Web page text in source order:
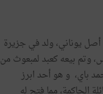
يوناني، ولد في جزيرة
تونس، وتم بيعه كعبد لمبعوث من
باي، و هو أحد ابرز